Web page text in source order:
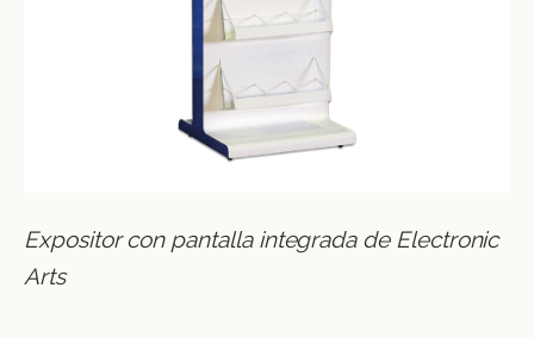
Expositor con pantalla integrada de Electronic
Arts